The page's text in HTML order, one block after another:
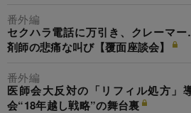
番外編
セクハラ電話に万引き、クレーマ
剤師の悲痛な叫び【覆面座談会】
番外編
医師会大反対の「リフィル処方」
会“18年越し戦略”の舞台裏